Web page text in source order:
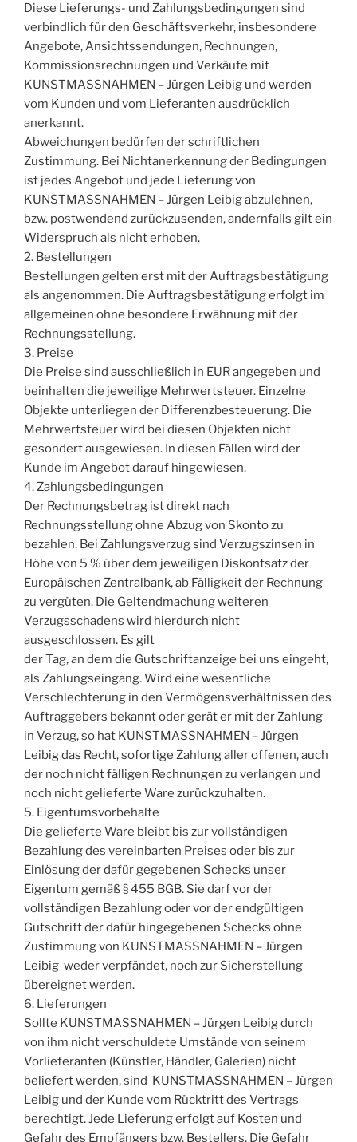
Diese Lieferungs- und Zahlungsbedingungen sind
verbindlich für den Geschäftsverkehr, insbesondere
Angebote, Ansichtssendungen, Rechnungen,
Kommissionsrechnungen und Verkäufe mit
KUNSTMASSNAHMEN – Jürgen Leibig und werden
vom Kunden und vom Lieferanten ausdrücklich
anerkannt.
Abweichungen bedürfen der schriftlichen
Zustimmung. Bei Nichtanerkennung der Bedingungen
ist jedes Angebot und jede Lieferung von
KUNSTMASSNAHMEN – Jürgen Leibig abzulehnen,
bzw. postwendend zurückzusenden, andernfalls gilt ein
Widerspruch als nicht erhoben.
2. Bestellungen
Bestellungen gelten erst mit der Auftragsbestätigung
als angenommen. Die Auftragsbestätigung erfolgt im
allgemeinen ohne besondere Erwähnung mit der
Rechnungsstellung.
3. Preise
Die Preise sind ausschließlich in EUR angegeben und
beinhalten die jeweilige Mehrwertsteuer. Einzelne
Objekte unterliegen der Differenzbesteuerung. Die
Mehrwertsteuer wird bei diesen Objekten nicht
gesondert ausgewiesen. In diesen Fällen wird der
Kunde im Angebot darauf hingewiesen.
4. Zahlungsbedingungen
Der Rechnungsbetrag ist direkt nach
Rechnungsstellung ohne Abzug von Skonto zu
bezahlen. Bei Zahlungsverzug sind Verzugszinsen in
Höhe von 5 % über dem jeweiligen Diskontsatz der
Europäischen Zentralbank, ab Fälligkeit der Rechnung
zu vergüten. Die Geltendmachung weiteren
Verzugsschadens wird hierdurch nicht
ausgeschlossen. Es gilt
der Tag, an dem die Gutschriftanzeige bei uns eingeht,
als Zahlungseingang. Wird eine wesentliche
Verschlechterung in den Vermögensverhältnissen des
Auftraggebers bekannt oder gerät er mit der Zahlung
in Verzug, so hat KUNSTMASSNAHMEN – Jürgen
Leibig das Recht, sofortige Zahlung aller offenen, auch
der noch nicht fälligen Rechnungen zu verlangen und
noch nicht gelieferte Ware zurückzuhalten.
5. Eigentumsvorbehalte
Die gelieferte Ware bleibt bis zur vollständigen
Bezahlung des vereinbarten Preises oder bis zur
Einlösung der dafür gegebenen Schecks unser
Eigentum gemäß § 455 BGB. Sie darf vor der
vollständigen Bezahlung oder vor der endgültigen
Gutschrift der dafür hingegebenen Schecks ohne
Zustimmung von KUNSTMASSNAHMEN – Jürgen
Leibig weder verpfändet, noch zur Sicherstellung
übereignet werden.
6. Lieferungen
Sollte KUNSTMASSNAHMEN – Jürgen Leibig durch
von ihm nicht verschuldete Umstände von seinem
Vorlieferanten (Künstler, Händler, Galerien) nicht
beliefert werden, sind KUNSTMASSNAHMEN – Jürgen
Leibig und der Kunde vom Rücktritt des Vertrags
berechtigt. Jede Lieferung erfolgt auf Kosten und
Gefahr des Empfängers bzw. Bestellers. Die Gefahr